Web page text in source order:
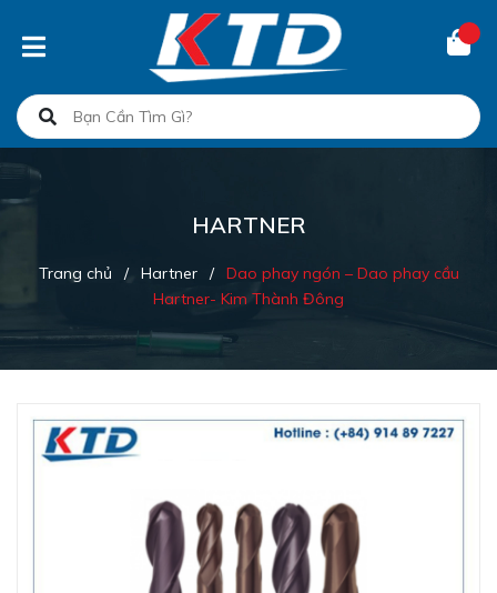
HARTNER
Trang chủ / Hartner / Dao phay ngón – Dao phay cầu
Hartner- Kim Thành Đông